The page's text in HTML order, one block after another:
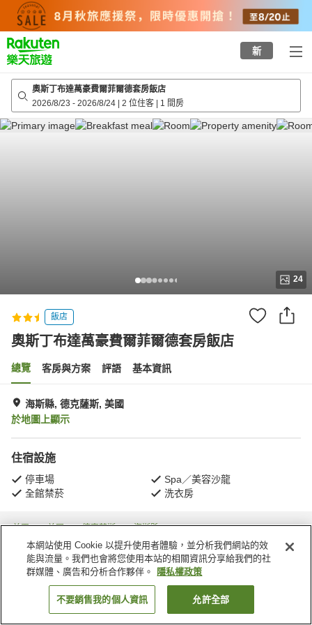
top
page
新
奧斯丁布達萬豪費爾菲爾德套房飯店
2026/8/23 - 2026/8/24 | 2 位住客 | 1 間房
24
飯店
奧斯丁布達萬豪費爾菲爾德套房飯店
總覽 客房與方案 評語 基本資訊
海斯縣, 德克薩斯, 美國
於地圖上顯示
住宿設施
停車場
Spa／美容沙龍
全館禁菸
洗衣房
首頁 美國 德克薩斯
海斯縣
奧斯丁布達萬豪費爾菲爾德套房飯店
找客房
本網站使用 Cookie 以提升使用者體驗，並分析我們網站的效
能與流量。我們也會將您使用本站的相關資訊分享給我們的社
群媒體、廣告和分析合作夥伴。
隱私權政策
不要銷售我的個人資訊 允許全部